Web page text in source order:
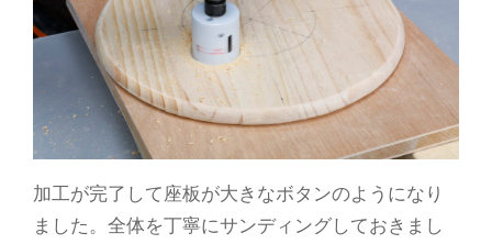
加工が完了して座板が大きなボタンのようになり
ました。全体を丁寧にサンディングしておきまし